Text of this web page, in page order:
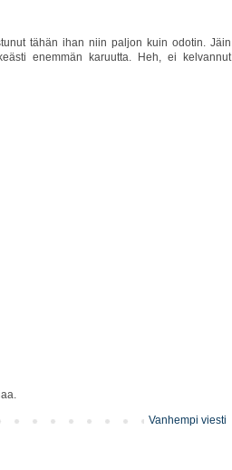
tähän ihan niin paljon kuin odotin. Jäin
enemmän karuutta. Heh, ei kelvannut
Vanhempi viesti